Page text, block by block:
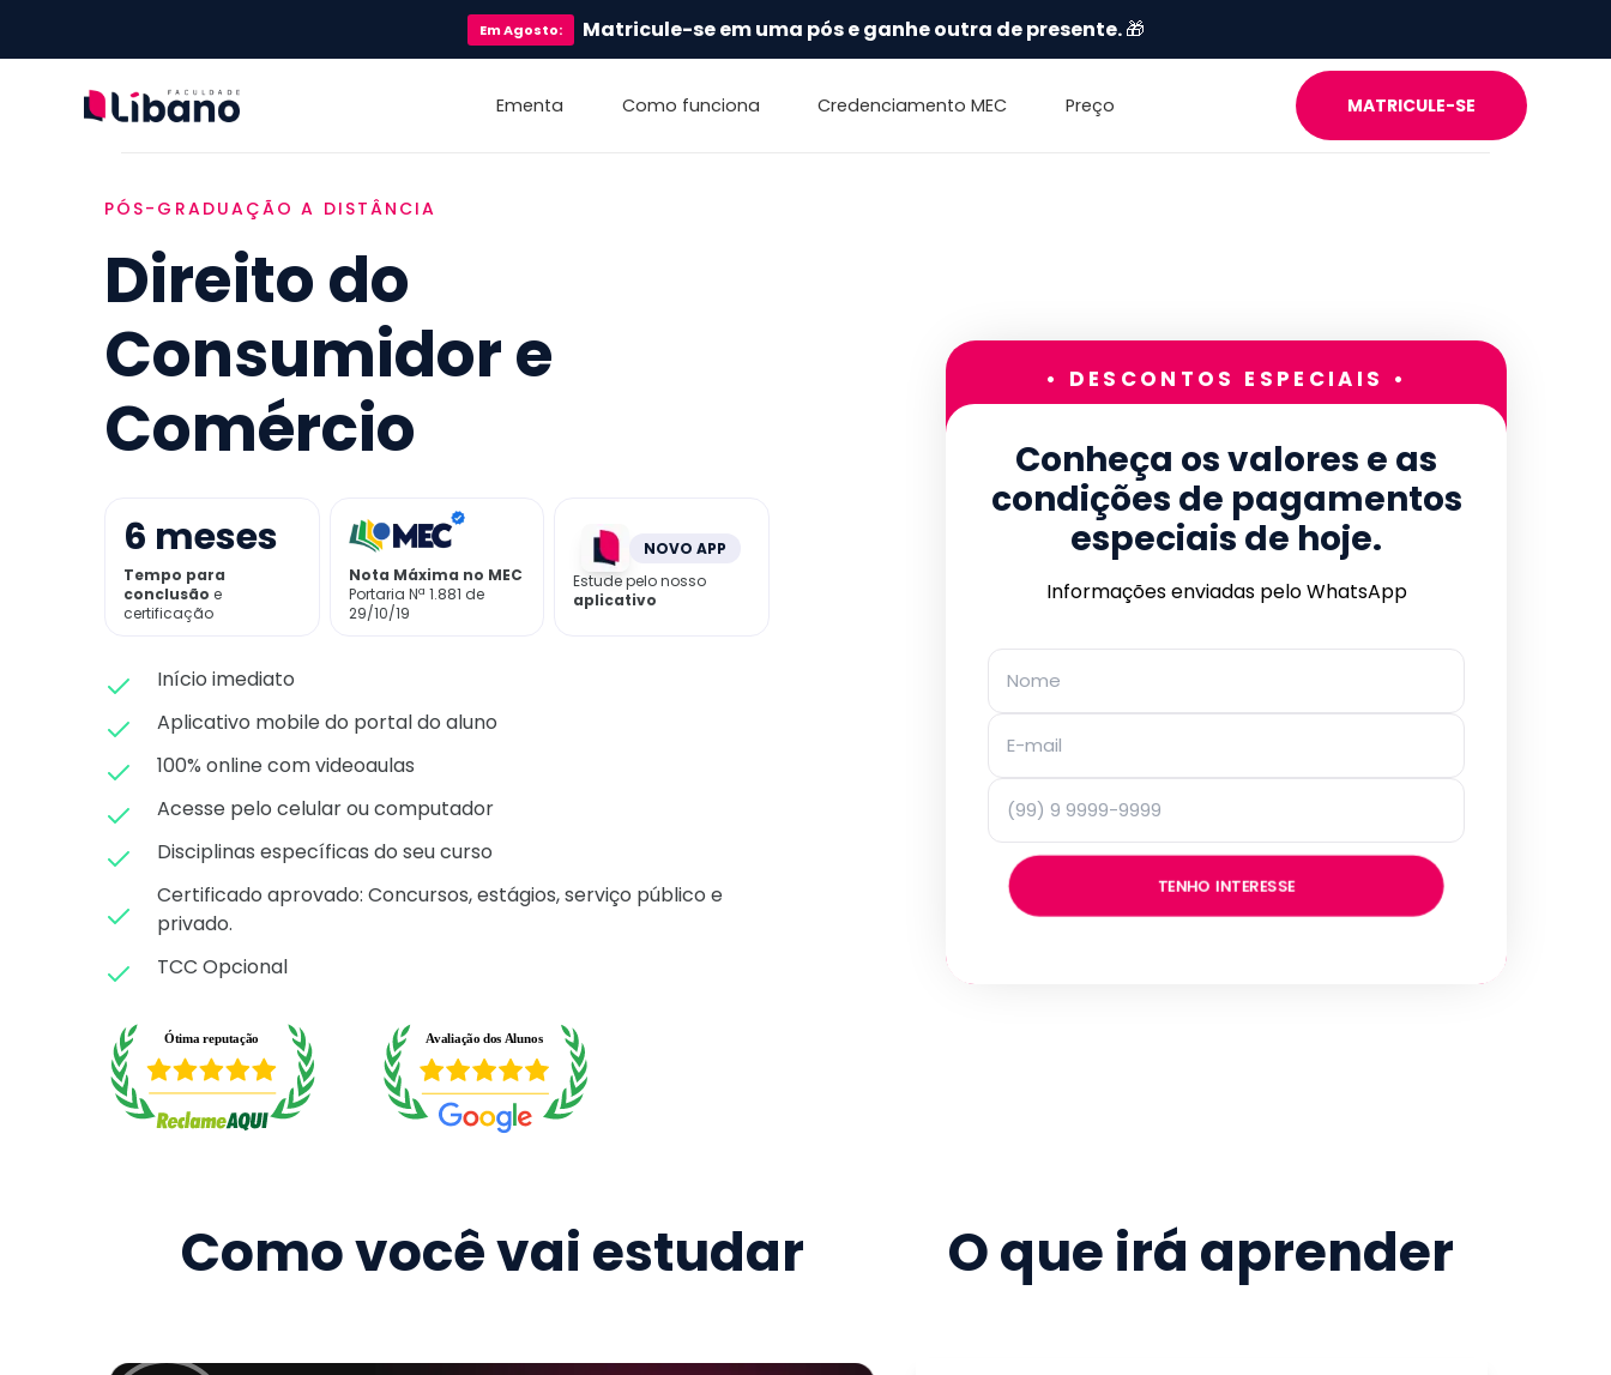
EmAgosto: Matricule-se em uma pós e ganhe outra de presente.🎁
Ementa Como funciona Credenciamento MEC Preço MATRICULE-SE
PÓS-GRADUAÇÃO A DISTÂNCIA
Direito do
Consumidor e
Comércio
6 meses
Tempo para
conclusão e
certificação
Nota Máxima no MEC
Portaria Nª 1.881 de
29/10/19
NOVO APP
Estude pelo nosso
aplicativo
Início imediato
Aplicativo mobile do portal do aluno
100% online com videoaulas
Acesse pelo celular ou computador
Disciplinas específicas do seu curso
Certificado aprovado: Concursos, estágios, serviço público e
privado.
TCC Opcional
• DESCONTOS ESPECIAIS •
Conheça os valores e as
condições de pagamentos
especiais de hoje.
Informações enviadas pelo WhatsApp
TENHO INTERESSE
Como você vai estudar O que irá aprender